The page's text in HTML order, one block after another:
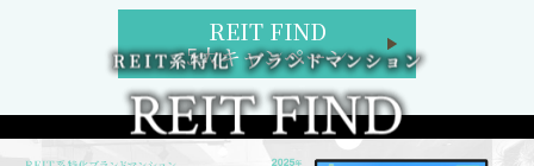
REIT FIND
5大キャンペーン